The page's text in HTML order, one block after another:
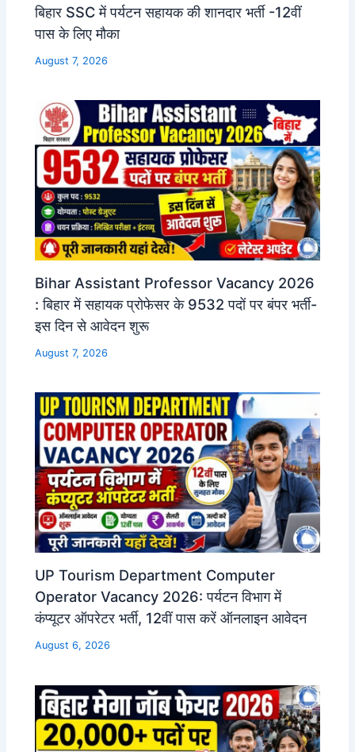
बिहार SSC में पर्यटन सहायक की शानदार भर्ती -12वीं
पास के लिए मौका
August 7, 2026
Bihar Assistant Professor Vacancy 2026
: बिहार में सहायक प्रोफेसर के 9532 पदों पर बंपर भर्ती-
इस दिन से आवेदन शुरू
August 7, 2026
UP Tourism Department Computer
Operator Vacancy 2026: पर्यटन विभाग में
कंप्यूटर ऑपरेटर भर्ती, 12वीं पास करें ऑनलाइन आवेदन
August 6, 2026